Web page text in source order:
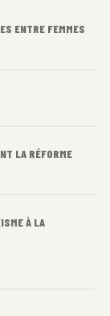
ENTRE FEMMES
LA RÉFORME
À LA